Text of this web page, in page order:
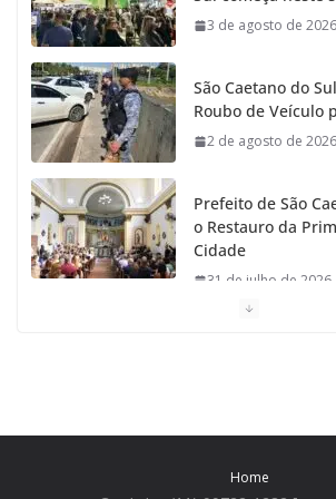
k a
m
3 de agosto de 2026
São Caetano do
Roubo de Veículo
2 de agosto de 2026
Prefeito de São
o Restauro da
Cidade
31 de julho de 2026
Home